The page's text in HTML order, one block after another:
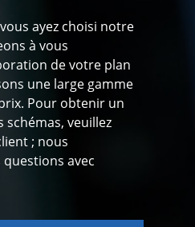
ayez choisi notre
à vous
de votre plan
une large gamme
Pour obtenir un
schémas, veuillez
; nous
avec